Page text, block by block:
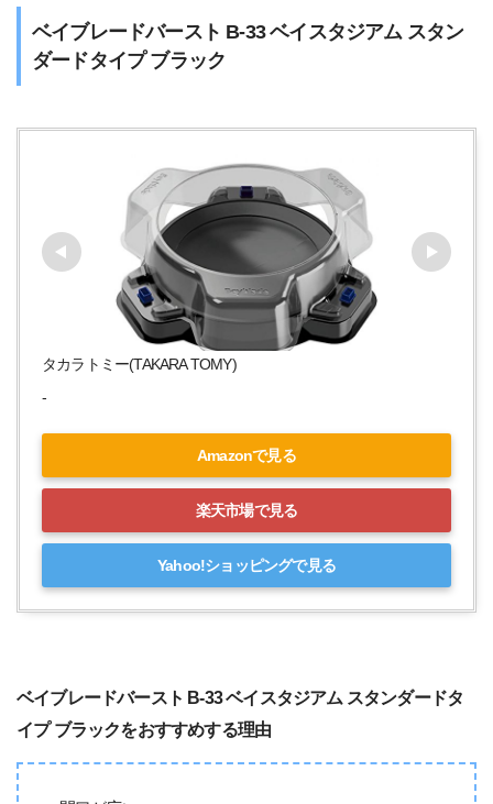
ベイブレードバースト B-33 ベイスタジアム スタン
ダードタイプ ブラック
タカラトミー(TAKARA TOMY)
-
Amazonで見る
楽天市場で見る
Yahoo!ショッピングで見る
ベイブレードバースト B-33 ベイスタジアム スタンダードタ
イプ ブラックをおすすめする理由